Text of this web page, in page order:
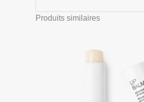
Produits similaires